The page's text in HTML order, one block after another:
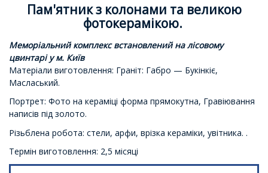
Пам'ятник з колонами та великою
фотокерамікою.
Меморіальний комплекс встановлений на лісовому
цвинтарі у м. Київ
Матеріали виготовлення: Граніт: Габро — Букінкіє,
Масласький.
Портрет: Фото на кераміці форма прямокутна, Гравіювання
написів під золото.
Різьблена робота: стели, арфи, врізка кераміки, увітника. .
Термін виготовлення: 2,5 місяці